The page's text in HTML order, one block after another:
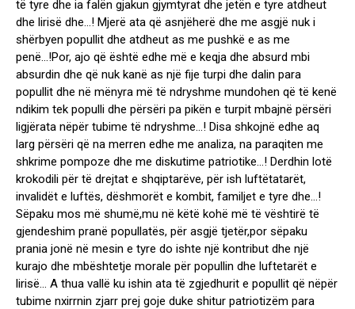
të tyre dhe ia falën gjakun gjymtyrat dhe jetën e tyre atdheut
dhe lirisë dhe…! Mjerë ata që asnjëherë dhe me asgjë nuk i
shërbyen popullit dhe atdheut as me pushkë e as me
penë…!Por, ajo që është edhe më e keqja dhe absurd mbi
absurdin dhe që nuk kanë as një fije turpi dhe dalin para
popullit dhe në mënyra më të ndryshme mundohen që të kenë
ndikim tek populli dhe përsëri pa pikën e turpit mbajnë përsëri
ligjërata nëpër tubime të ndryshme…! Disa shkojnë edhe aq
larg përsëri që na merren edhe me analiza, na paraqiten me
shkrime pompoze dhe me diskutime patriotike…! Derdhin lotë
krokodili për të drejtat e shqiptarëve, për ish luftëtatarët,
invalidët e luftës, dëshmorët e kombit, familjet e tyre dhe…!
Sëpaku mos më shumë,mu në këtë kohë më të vështirë të
gjendeshim pranë popullatës, për asgjë tjetër,por sëpaku
prania jonë në mesin e tyre do ishte një kontribut dhe një
kurajo dhe mbështetje morale për popullin dhe luftetarët e
lirisë… A thua vallë ku ishin ata të zgjedhurit e popullit që nëpër
tubime nxirrnin zjarr prej goje duke shitur patriotizëm para